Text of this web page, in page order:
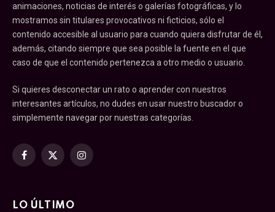
animaciones, noticias de interés o galerías fotográficas, y lo
mostramos sin titulares provocativos ni ficticios, sólo el
contenido accesible al usuario para cuando quiera disfrutar de él,
además, citando siempre que sea posible la fuente en el que
caso de que el contenido pertenezca a otro medio o usuario.
Si quieres desconectar un rato o aprender con nuestros
interesantes artículos, no dudes en usar nuestro buscador o
simplemente navegar por nuestras categorías.
Facebook
X
Instagram
LO ÚLTIMO